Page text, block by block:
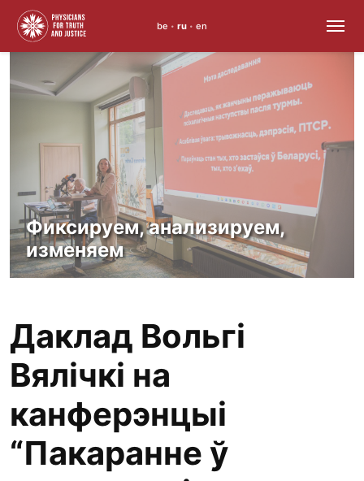
to
content
be • ru • en
Фиксируем, анализируем,
изменяем
Даклад Вольгі
Вялічкі на
канферэнцыі
“Пакаранне ў